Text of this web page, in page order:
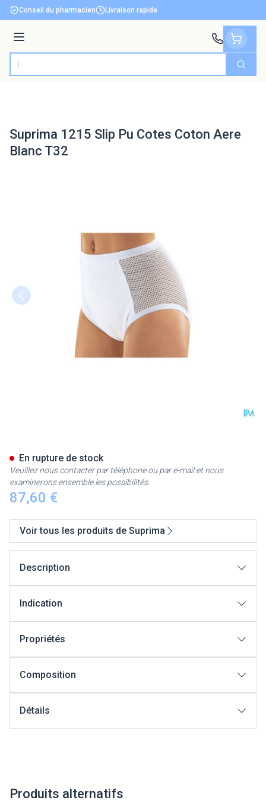
Aller au contenu
Conseil du pharmacien Livraison rapide
Menu
Rechercher
Suprima 1215 Slip Pu Cotes Coton Aere
Blanc T32
87,60 €
En rupture de stock
Veuillez nous contacter par téléphone ou par e-mail et nous
examinerons ensemble les possibilités.
Voir tous les produits de Suprima
Description
Indication
Propriétés
Composition
Détails
Produits alternatifs